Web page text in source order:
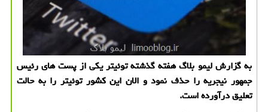
به گزارش لیمو بلاگ هفته گذشته توئیتر یکی از پست های رئیس
جمهور نیجریه را حذف نمود و الان این کشور توئیتر را به حالت
تعلیق درآورده است.